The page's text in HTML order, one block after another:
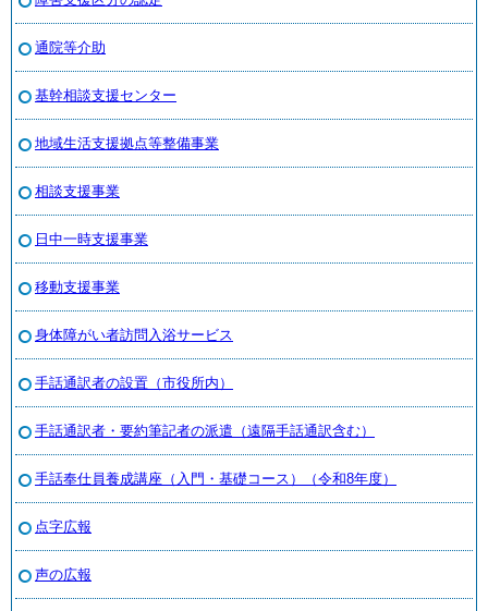
通院等介助
基幹相談支援センター
地域生活支援拠点等整備事業
相談支援事業
日中一時支援事業
移動支援事業
身体障がい者訪問入浴サービス
手話通訳者の設置（市役所内）
手話通訳者・要約筆記者の派遣（遠隔手話通訳含む）
手話奉仕員養成講座（入門・基礎コース）（令和8年度）
点字広報
声の広報